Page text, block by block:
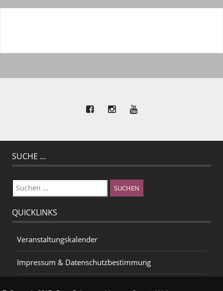
SUCHE …
Suchen
nach:
QUICKLINKS
Veranstaltungskalender
Impressum & Datenschutzbestimmung